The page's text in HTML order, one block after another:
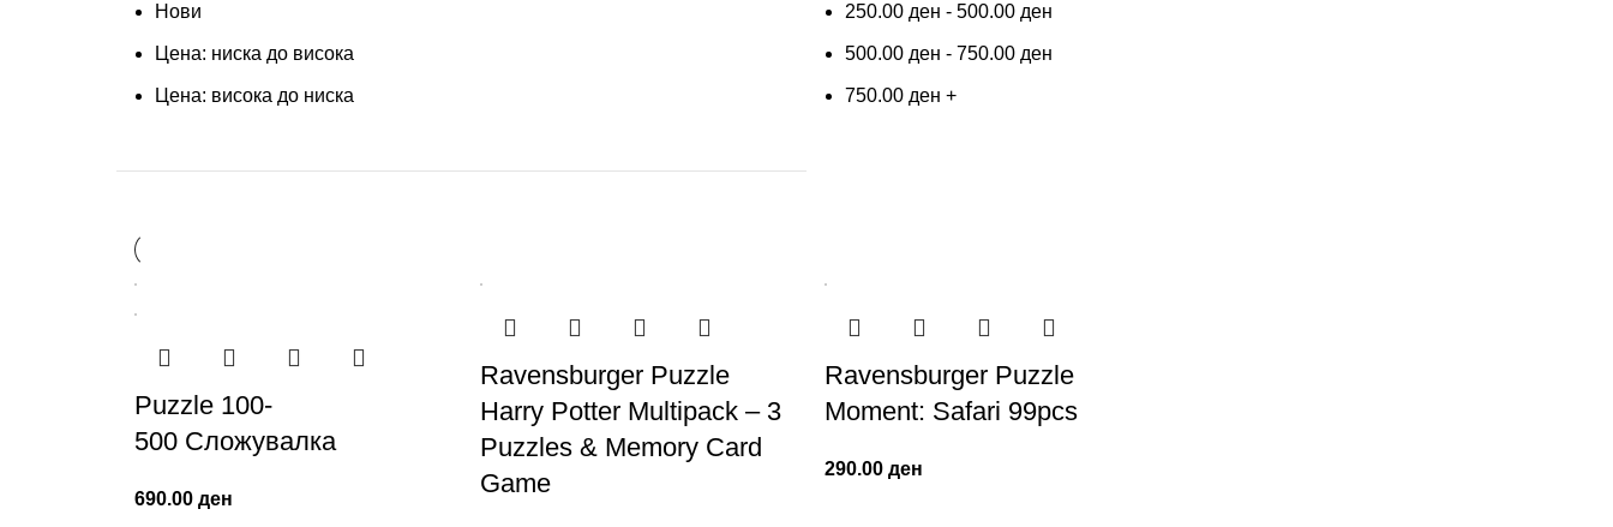
Нови
Цена: ниска до висока
Цена: висока до ниска
250.00 ден - 500.00 ден
500.00 ден - 750.00 ден
750.00 ден +
Puzzle 100-
500 Сложувалка
690.00 ден
Ravensburger Puzzle
Harry Potter Multipack – 3
Puzzles & Memory Card
Game
Ravensburger Puzzle
Moment: Safari 99pcs
290.00 ден